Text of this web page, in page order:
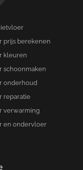
prijs berekenen
kleuren
schoonmaken
onderhoud
reparatie
verwarming
en ondervloer